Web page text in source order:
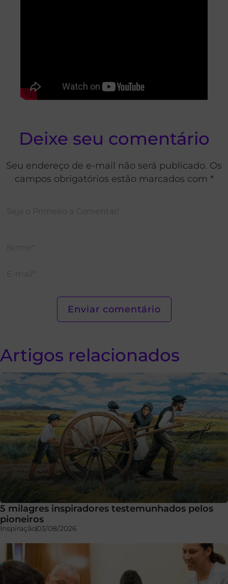
Deixe seu comentário
Seu endereço de e-mail não será publicado. Os
campos obrigatórios estão marcados com *
Artigos relacionados
5 milagres inspiradores testemunhados pelos
pioneiros
Inspiração03/08/2026